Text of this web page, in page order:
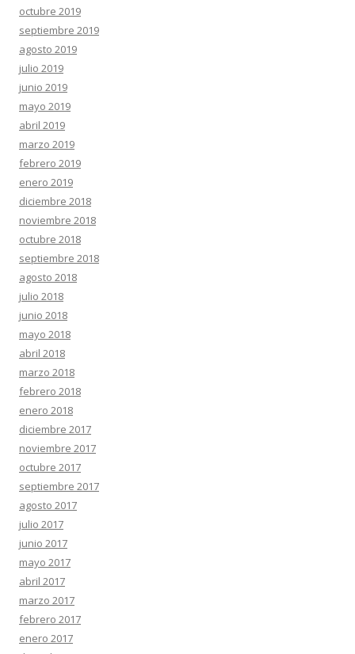
octubre 2019
septiembre 2019
agosto 2019
julio 2019
junio 2019
mayo 2019
abril 2019
marzo 2019
febrero 2019
enero 2019
diciembre 2018
noviembre 2018
octubre 2018
septiembre 2018
agosto 2018
julio 2018
junio 2018
mayo 2018
abril 2018
marzo 2018
febrero 2018
enero 2018
diciembre 2017
noviembre 2017
octubre 2017
septiembre 2017
agosto 2017
julio 2017
junio 2017
mayo 2017
abril 2017
marzo 2017
febrero 2017
enero 2017